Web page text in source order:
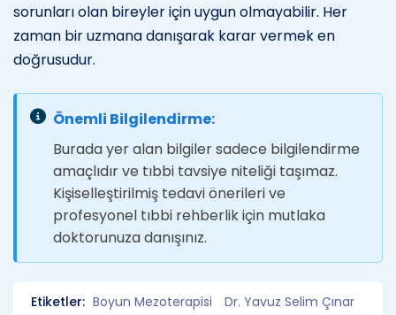
sorunları olan bireyler için uygun olmayabilir. Her
zaman bir uzmana danışarak karar vermek en
doğrusudur.
Önemli Bilgilendirme:
Burada yer alan bilgiler sadece bilgilendirme
amaçlıdır ve tıbbi tavsiye niteliği taşımaz.
Kişiselleştirilmiş tedavi önerileri ve
profesyonel tıbbi rehberlik için mutlaka
doktorunuza danışınız.
Etiketler: Boyun Mezoterapisi Dr. Yavuz Selim Çınar